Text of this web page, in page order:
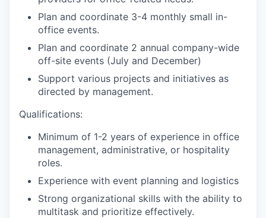
Plan and coordinate 3-4 monthly small in-
office events.
Plan and coordinate 2 annual company-wide
off-site events (July and December)
Support various projects and initiatives as
directed by management.
Qualifications:
Minimum of 1-2 years of experience in office
management, administrative, or hospitality
roles.
Experience with event planning and logistics
Strong organizational skills with the ability to
multitask and prioritize effectively.